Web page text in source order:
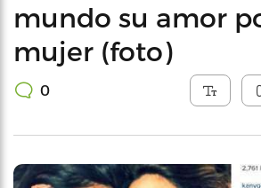
mundo su amor
mujer (foto)
0